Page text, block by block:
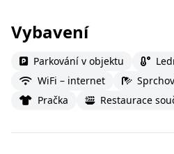
Vybavení
Parkování v objektu
WiFi – internet
Pračka
Restaurace